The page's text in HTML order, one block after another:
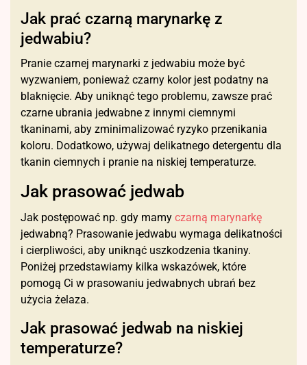
Jak prać czarną marynarkę z
jedwabiu?
Pranie czarnej marynarki z jedwabiu może być
wyzwaniem, ponieważ czarny kolor jest podatny na
blaknięcie. Aby uniknąć tego problemu, zawsze prać
czarne ubrania jedwabne z innymi ciemnymi
tkaninami, aby zminimalizować ryzyko przenikania
koloru. Dodatkowo, używaj delikatnego detergentu dla
tkanin ciemnych i pranie na niskiej temperaturze.
Jak prasować jedwab
Jak postępować np. gdy mamy czarną marynarkę
jedwabną? Prasowanie jedwabu wymaga delikatności
i cierpliwości, aby uniknąć uszkodzenia tkaniny.
Poniżej przedstawiamy kilka wskazówek, które
pomogą Ci w prasowaniu jedwabnych ubrań bez
użycia żelaza.
Jak prasować jedwab na niskiej
temperaturze?